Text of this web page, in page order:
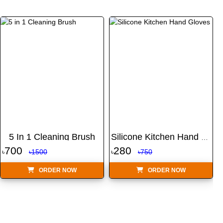
5 In 1 Cleaning Brush
৳700 ৳1500
ORDER NOW
৳280 ৳750
ORDER NOW